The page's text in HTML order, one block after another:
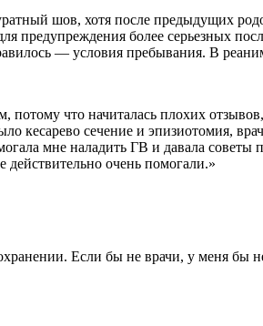
шов, хотя после предыдущих
более серьезных
— условия пребывания. В
потому что начиталась плохих
кесарево сечение и эпизиотомия,
мне наладить ГВ и давала
очень помогали.»
Если бы не врачи, у меня бы